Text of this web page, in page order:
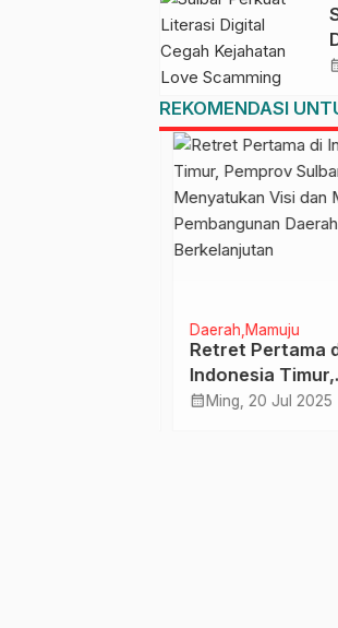
REKOMENDASI
Daerah Mamuju
Retret Pertama di
Indonesia Timur,
Pemprov Sulbar
calendar_monthMing, 20 Jul 2025